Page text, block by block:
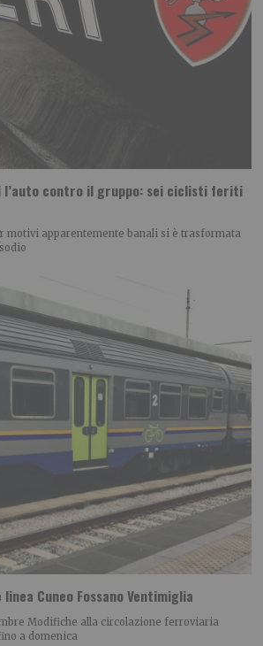
l’auto contro il gruppo: sei ciclisti feriti
motivi apparentemente banali si è trasformata
Cuneo Fossano Ventimiglia
Modifiche alla circolazione ferroviaria
a domenica